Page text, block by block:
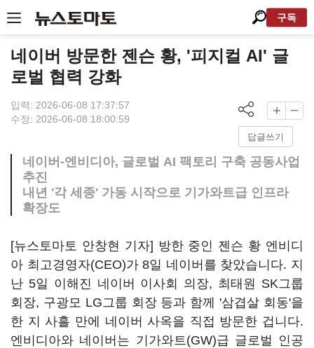
구독
네이버 방문한 젠슨 황, '피지컬 AI' 글
로벌 협력 강화
입력: 2026-06-08 17:37:57
수정: 2026-06-08 18:00:59
답글쓰기
네이버-엔비디아, 글로벌 AI 팩토리 구축 공동사업
추진
내년 '각 세종' 가동 시작으로 기가와트급 인프라
확장도
[뉴스토마토 안창현 기자] 방한 중인 젠슨 황 엔비디
아 최고경영자(CEO)가 8일 네이버를 찾았습니다. 지
난 5일 이해진 네이버 이사회 의장, 최태원 SK그룹
회장, 구광모 LG그룹 회장 등과 함께 '삼겹살 회동'을
한 지 사흘 만에 네이버 사옥을 직접 방문한 겁니다.
엔비디아와 네이버는 기가와트(GW)급 글로벌 인공